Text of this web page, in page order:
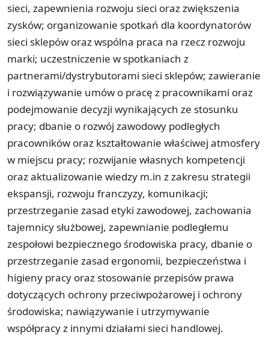
sieci, zapewnienia rozwoju sieci oraz zwiększenia
zysków; organizowanie spotkań dla koordynatorów
sieci sklepów oraz wspólna praca na rzecz rozwoju
marki; uczestniczenie w spotkaniach z
partnerami/dystrybutorami sieci sklepów; zawieranie
i rozwiązywanie umów o pracę z pracownikami oraz
podejmowanie decyzji wynikających ze stosunku
pracy; dbanie o rozwój zawodowy podległych
pracowników oraz kształtowanie właściwej atmosfery
w miejscu pracy; rozwijanie własnych kompetencji
oraz aktualizowanie wiedzy m.in z zakresu strategii
ekspansji, rozwoju franczyzy, komunikacji;
przestrzeganie zasad etyki zawodowej, zachowania
tajemnicy służbowej, zapewnianie podległemu
zespołowi bezpiecznego środowiska pracy, dbanie o
przestrzeganie zasad ergonomii, bezpieczeństwa i
higieny pracy oraz stosowanie przepisów prawa
dotyczących ochrony przeciwpożarowej i ochrony
środowiska; nawiązywanie i utrzymywanie
współpracy z innymi działami sieci handlowej.